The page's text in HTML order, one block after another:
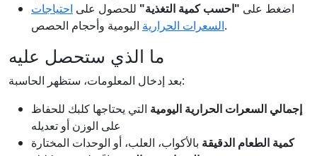
اضغط على "احسب كمية التغذية" للحصول على احتياجات
السعرات الحراريةاليومية وأحجام الحصص.
ما الذي ستحصل عليه
بعد إدخال المعلومات، ستظهر الحاسبة:
إجمالي السعرات الحرارية اليومية التي يحتاجها كلبك للحفاظ
على الوزن أو تعديله
كمية الطعام الدقيقة بالأكواب، العلب، أو الوحدات المختارة